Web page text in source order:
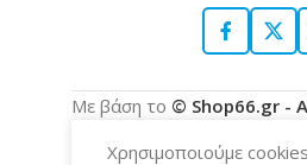
Με βάση το © Shop66.gr -
Χρησιμοποιούμε